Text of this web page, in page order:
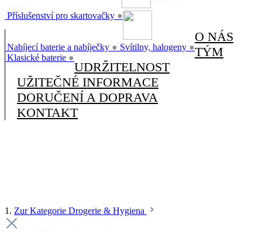
Příslušenství pro skartovačky ●
Nabíjecí baterie a nabíječky ● Svítilny, halogeny ●
Klasické baterie ●
O NÁS
TÝM
UDRŽITELNOST
UŽITEČNÉ INFORMACE
DORUČENÍ A DOPRAVA
KONTAKT
1. Zur Kategorie Drogerie & Hygiena